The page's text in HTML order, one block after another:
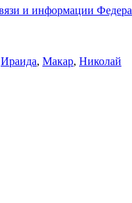
и информации
Ираида, Макар, Николай